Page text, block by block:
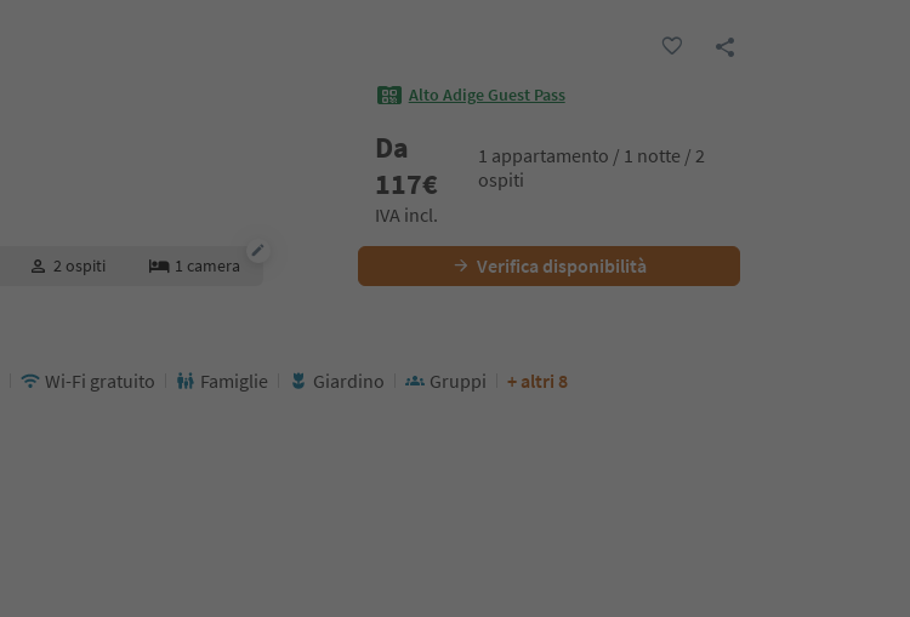
Alto Adige Guest Pass
Da
117€
1 appartamento / 1 notte / 2
ospiti
IVA incl.
2 ospiti 1 camera Verifica disponibilità
Wi-Fi gratuito Famiglie Giardino Gruppi + altri 8